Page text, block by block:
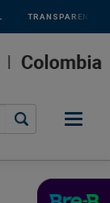
TRANSPARENCIA